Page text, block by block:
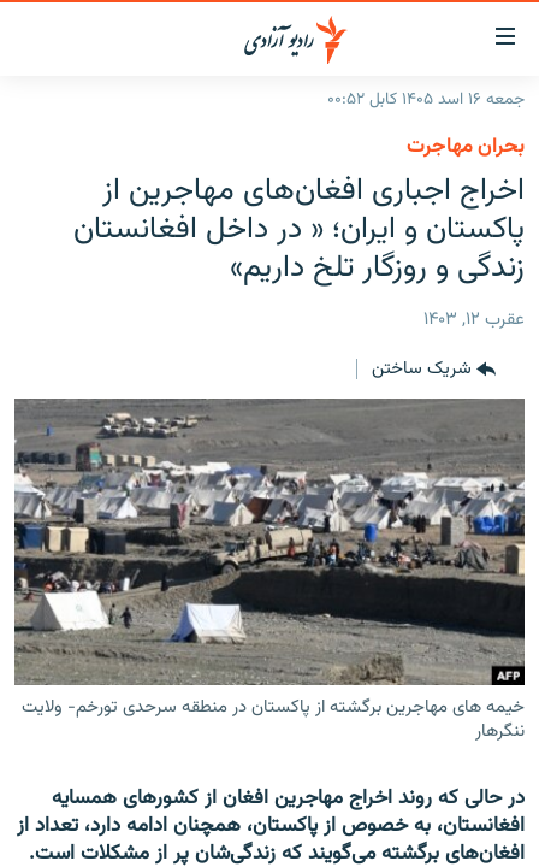
لینک‌های
قابل
دسترسی
به
متن
اصلی
بازگشت
منوی
اصلی
صفحه
جستجو
گزارش‌ها
افغانستان
منطقه
خبرها
افغانستان
جدول نشرات
مجموعه تصویری
ورزش
بحران مهاجرت
'کووید-۱۹'
تماس
صفحه پشتو
Azadi English
به ما بپیوندید
همۀ سایت‌های رادیو آزادی/ رادیو اروپای آزاد
جمعه ۱۶ اسد ۱۴۰۵ کابل ۰۰:۵۲
بحران مهاجرت
اخراج اجباری افغان‌های مهاجرین از
پاکستان و ایران؛ « در داخل افغانستان
زندگی و روزگار تلخ داریم»
عقرب ۱۲, ۱۴۰۳
شریک ساختن
خیمه های مهاجرین برگشته از پاکستان در منطقه سرحدی تورخم- ولایت
ننگرهار
در حالی که روند اخراج مهاجرین افغان از کشورهای همسایه
افغانستان، به‌ خصوص از پاکستان، همچنان ادامه دارد، تعداد از
افغان‌های برگشته می‌گویند که زندگی‌شان پر از مشکلات است.